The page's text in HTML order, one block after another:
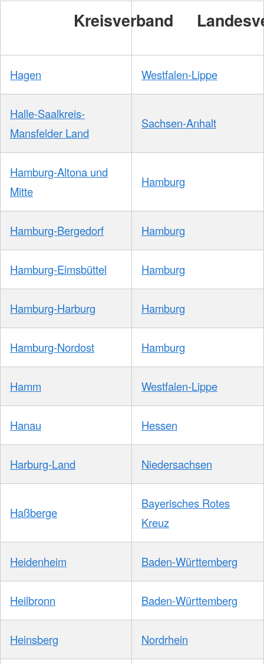
Kreisverband
Hagen Westfalen-Lippe
Halle-Saalkreis-
Mansfelder Land
Sachsen-Anhalt
Hamburg-Altona und
Mitte
Hamburg
Hamburg-Bergedorf Hamburg
Hamburg-Eimsbüttel Hamburg
Hamburg-Harburg Hamburg
Hamburg-Nordost Hamburg
Hamm Westfalen-Lippe
Hanau Hessen
Harburg-Land Niedersachsen
Haßberge
Bayerisches Rotes
Kreuz
Heidenheim Baden-Württemberg
Heilbronn Baden-Württemberg
Heinsberg Nordrhein